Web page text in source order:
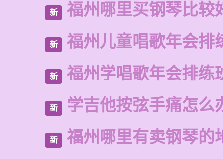
新 福州哪里买钢琴比较
新 福州儿童唱歌年会排
新 福州学唱歌年会排练
新 学吉他按弦手痛怎么
新 福州哪里有卖钢琴的